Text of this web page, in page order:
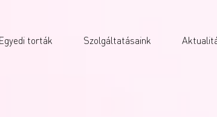
Egyedi torták Szolgáltatásaink